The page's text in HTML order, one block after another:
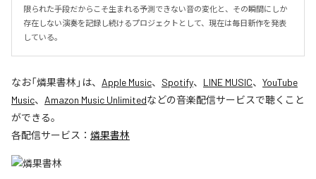
限られた手段だからこそ生まれる予測できない音の変化と、その瞬間にしか
存在しない演奏を記録し続けるプロジェクトとして、現在は毎日新作を発表
している。
なお「燐果書林 」は、 Apple Music、 Spotify、 LINE MUSIC、 YouTube
Music、 Amazon Music Unlimitedなどの音楽配信サービスで聴くこと
ができる。
各配信サービス： 燐果書林